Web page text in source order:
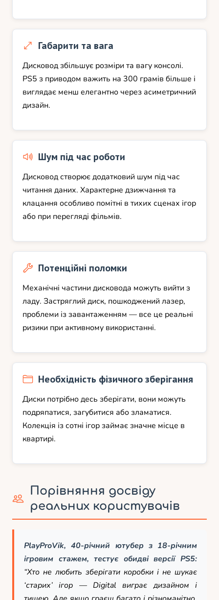
Габарити та вага
Дисковод збільшує розміри та вагу консолі.
PS5 з приводом важить на 300 грамів більше і
виглядає менш елегантно через асиметричний
дизайн.
Шум під час роботи
Дисковод створює додатковий шум під час
читання даних. Характерне дзижчання та
клацання особливо помітні в тихих сценах ігор
або при перегляді фільмів.
Потенційні поломки
Механічні частини дисковода можуть вийти з
ладу. Застряглий диск, пошкоджений лазер,
проблеми із завантаженням — все це реальні
ризики при активному використанні.
Необхідність фізичного зберігання
Диски потрібно десь зберігати, вони можуть
подряпатися, загубитися або зламатися.
Колекція із сотні ігор займає значне місце в
квартирі.
Порівняння досвіду
реальних користувачів
PlayProVik, 40-річний ютубер з 18-річним
ігровим стажем, тестує обидві версії PS5:
“Хто не любить зберігати коробки і не шукає
‘старих’ ігор — Digital виграє дизайном і